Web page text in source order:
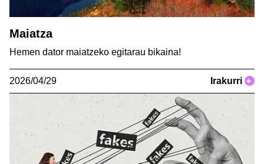
Maiatza
Hemen dator maiatzeko egitarau bikaina!
2026/04/29 Irakurri +